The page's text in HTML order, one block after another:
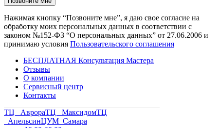
Нажимая кнопку “Позвоните мне”, я даю свое согласие на
обработку моих персональных данных в соответствии с
законом №152-ФЗ “О персональных данных” от 27.06.2006 и
принимаю условия Пользовательского соглашения
БЕСПЛАТНАЯ Консультация Мастера
Отзывы
О компании
Сервисный центр
Контакты
ТЦ АврораТЦ МаксидомТЦ
АпельсинЦУМ Самара